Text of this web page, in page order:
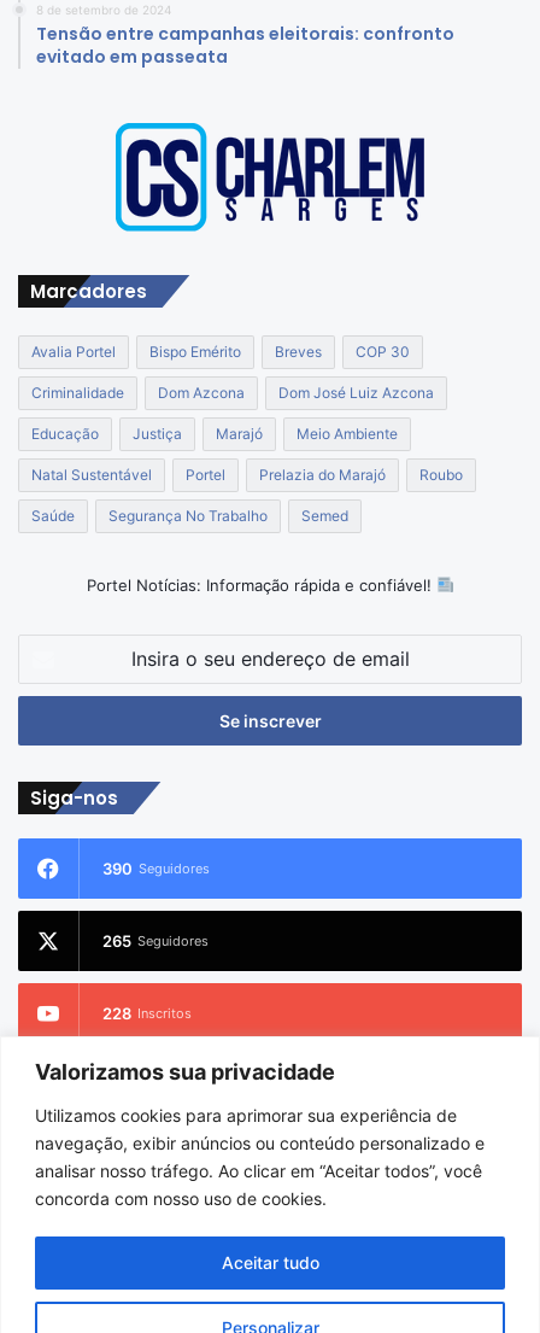
Valorizamos sua privacidade
Utilizamos cookies para aprimorar sua experiência de
navegação, exibir anúncios ou conteúdo personalizado e
analisar nosso tráfego. Ao clicar em “Aceitar todos”, você
concorda com nosso uso de cookies.
Personalizar
Aceitar tudo
8 de setembro de 2024
Tensão entre campanhas eleitorais: confronto
evitado em passeata
Marcadores
Avalia Portel Bispo Emérito Breves COP 30
Criminalidade Dom Azcona Dom José Luiz Azcona
Educação Justiça Marajó Meio Ambiente
Natal Sustentável Portel Prelazia do Marajó Roubo
Saúde Segurança No Trabalho Semed
Portel Notícias: Informação rápida e confiável!
seu
de
Siga-nos
390 Seguidores
265 Seguidores
228 Inscritos
2.733 Seguidores
© Copyright 2026Charlem Sarges. Todos os direitos reservados |
Hospedado pori9 Digital